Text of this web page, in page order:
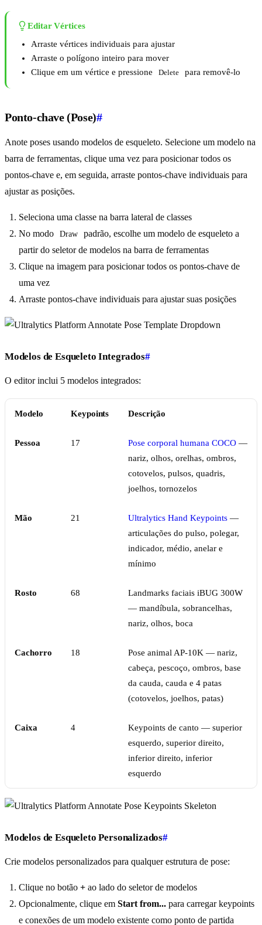
Editar Vértices
Arraste vértices individuais para ajustar
Arraste o polígono inteiro para mover
Clique em um vértice e pressione
Delete para removê-lo
Ponto-chave (Pose)#
Anote poses usando modelos de esqueleto. Selecione um modelo na
barra de ferramentas, clique uma vez para posicionar todos os
pontos-chave e, em seguida, arraste pontos-chave individuais para
ajustar as posições.
Seleciona uma classe na barra lateral de classes
No modo
Draw
padrão, escolhe um modelo de esqueleto a
partir do seletor de modelos na barra de ferramentas
Clique na imagem para posicionar todos os pontos-chave de
uma vez
Arraste pontos-chave individuais para ajustar suas posições
Modelos de Esqueleto Integrados#
O editor inclui 5 modelos integrados:
Modelo Keypoints Descrição
Pessoa 17 Pose corporal humana COCO —
nariz, olhos, orelhas, ombros,
cotovelos, pulsos, quadris,
joelhos, tornozelos
Mão 21 Ultralytics Hand Keypoints —
articulações do pulso, polegar,
indicador, médio, anelar e
mínimo
Rosto 68
Landmarks faciais iBUG 300W
— mandíbula, sobrancelhas,
nariz, olhos, boca
Cachorro 18
Pose animal AP-10K — nariz,
cabeça, pescoço, ombros, base
da cauda, cauda e 4 patas
(cotovelos, joelhos, patas)
Caixa 4
Keypoints de canto — superior
esquerdo, superior direito,
inferior direito, inferior
esquerdo
Modelos de Esqueleto Personalizados#
Crie modelos personalizados para qualquer estrutura de pose:
Clique no botão + ao lado do seletor de modelos
Opcionalmente, clique em Start from... para carregar keypoints
e conexões de um modelo existente como ponto de partida